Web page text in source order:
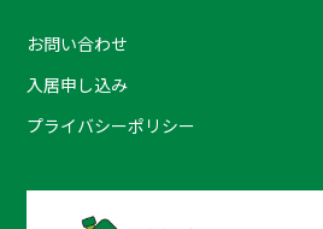
お問い合わせ
入居申し込み
プライバシーポリシー